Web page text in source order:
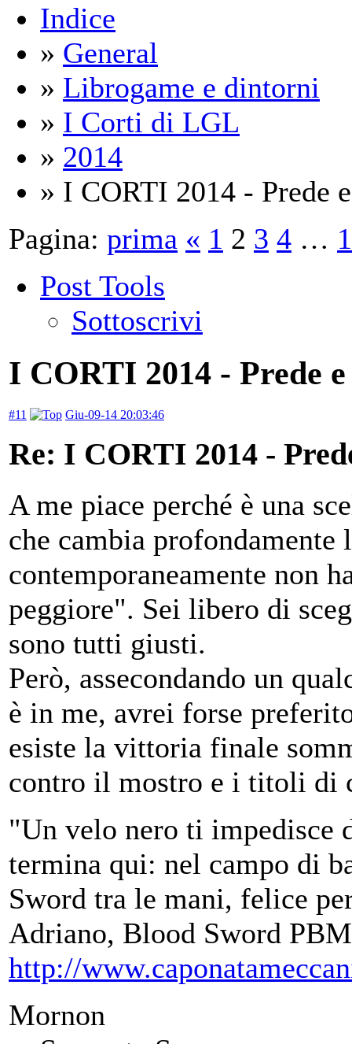
Indice
» General
» Librogame e dintorni
» I Corti di LGL
» 2014
» I CORTI 2014 - Prede
Pagina: prima « 1 2 3 4 …
Post Tools
Sottoscrivi
I CORTI 2014 - Prede
#11 Giu-09-14 20:03:46
Re: I CORTI 2014 -
A me piace perché è una
che cambia profondamente
contemporaneamente non
peggiore". Sei libero di
sono tutti giusti.
Però, assecondando un
è in me, avrei forse
esiste la vittoria finale
contro il mostro e i titoli di
"Un velo nero ti impedisce
termina qui: nel campo di
Sword tra le mani, felice
Adriano, Blood Sword PBM
http://
Mornon